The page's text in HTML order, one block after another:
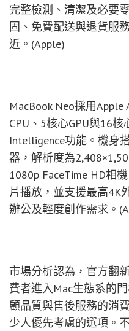
完整檢測、清潔及必要
固、免費配送與退貨服
近。(Apple)
MacBook Neo採用
CPU、5核心GPU與16
Intelligence功能。機身
器，解析度為
1080p FaceTime HD相
片播放，並支援最高4K
辦公及輕度創作需求。
市場分析認為，官方翻
費者進入Mac生態系的
顧品質與售後服務的消
少人優先考慮的選項。